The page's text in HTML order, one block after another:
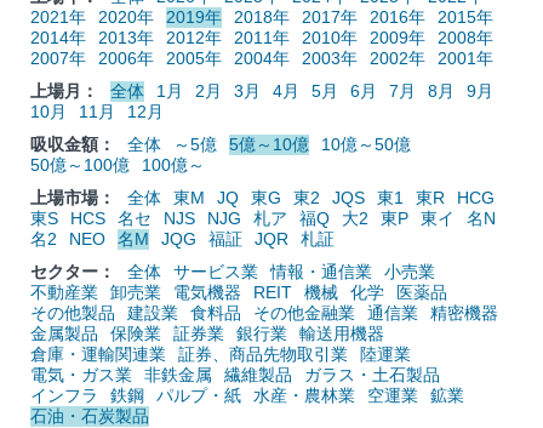
2021年
2020年 2019年 2018年 2017年 2016年
2015年
2014年
2013年 2012年 2011年 2010年 2009年
2008年
2007年
2006年 2005年 2004年 2003年 2002年
2001年
上場月：
全体 1月 2月 3月 4月 5月 6月 7月 8月
9月
10月
11月
12月
吸収金額：
全体 ～5億 5億～10億
10億～50億
50億～100億
100億～
上場市場：
全体 東M JQ 東G 東2 JQS 東1 東R
HCG
東S
HCS 名セ NJS NJG 札ア 福Q 大2 東P 東イ
名N
名2
NEO 名M JQG 福証 JQR
札証
セクター：
全体 サービス業 情報・通信業
小売業
不動産業
卸売業 電気機器 REIT 機械 化学
医薬品
その他製品
建設業 食料品 その他金融業 通信業
精密機器
金属製品
保険業 証券業 銀行業
輸送用機器
倉庫・運輸関連業
証券、商品先物取引業
陸運業
電気・ガス業
非鉄金属 繊維製品
ガラス・土石製品
インフラ
鉄鋼 パルプ・紙 水産・農林業 空運業
鉱業
石油・石炭製品